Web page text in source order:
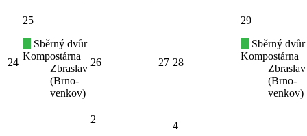
24
25
Sběrný dvůr
Kompostárna
Zbraslav
(Brno-
venkov)
26 27 28
29
Sběrný dvůr
Kompostárna
Zbraslav
(Brno-
venkov)
2
4